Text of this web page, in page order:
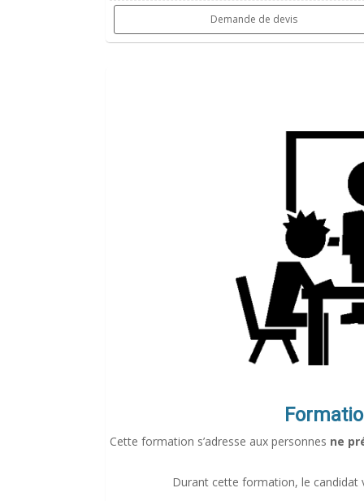
Demande de devis
Cette formation s’adresse aux personnes ne
Durant cette formation, le candidat